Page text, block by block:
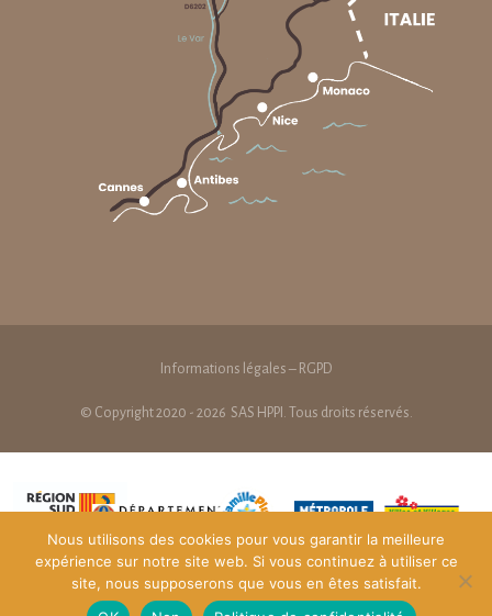
Informations légales – RGPD
© Copyright 2020 - 2026 SAS HPPI . Tous droits réservés.
Nous utilisons des cookies pour vous garantir la meilleure
expérience sur notre site web. Si vous continuez à utiliser ce
site, nous supposerons que vous en êtes satisfait.